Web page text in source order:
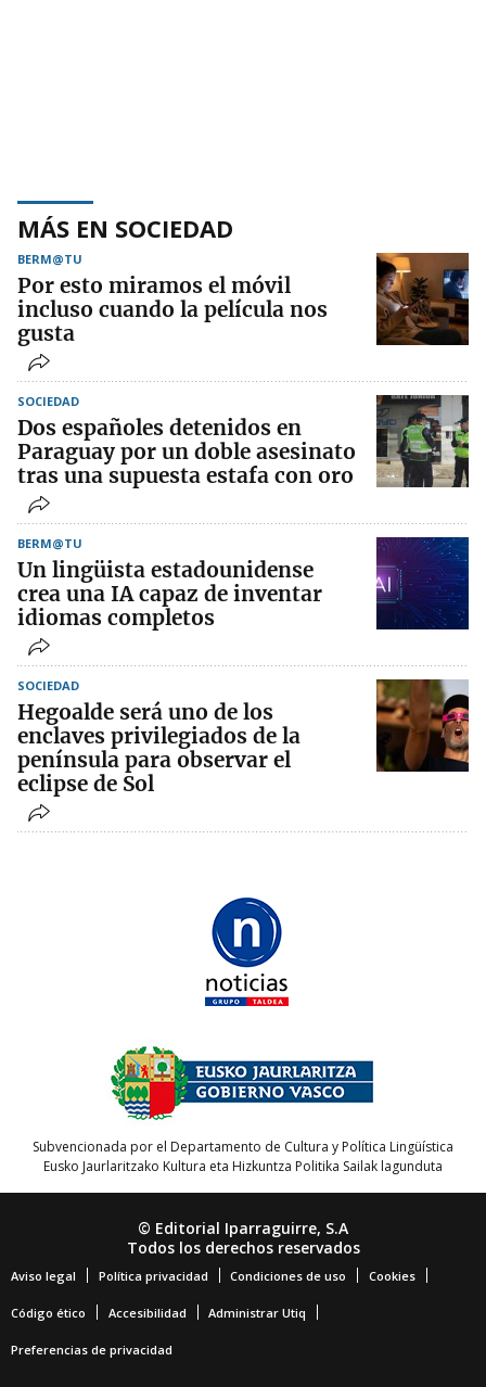
MÁS EN SOCIEDAD
BERM@TU
Por esto miramos el móvil
incluso cuando la película nos
gusta
SOCIEDAD
Dos españoles detenidos en
Paraguay por un doble asesinato
tras una supuesta estafa con oro
BERM@TU
Un lingüista estadounidense
crea una IA capaz de inventar
idiomas completos
SOCIEDAD
Hegoalde será uno de los
enclaves privilegiados de la
península para observar el
eclipse de Sol
Subvencionada por el Departamento de Cultura y Política Lingüística
Eusko Jaurlaritzako Kultura eta Hizkuntza Politika Sailak lagunduta
© Editorial Iparraguirre, S.A
Todos los derechos reservados
Aviso legal Política privacidad Condiciones de uso Cookies
Código ético Accesibilidad Administrar Utiq
Preferencias de privacidad